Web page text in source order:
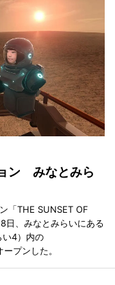
ン みなとみら
「THE SUNSET OF
日、みなとみらいにある
い4）内の
プンした。